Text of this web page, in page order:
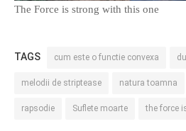
The Force is strong with this one
TAGS cum este o functie convexa
melodii de striptease natura toamna
rapsodie Suflete moarte the force